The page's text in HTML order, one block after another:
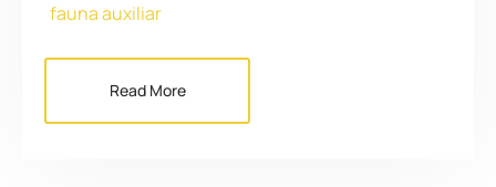
fauna auxiliar
Read More